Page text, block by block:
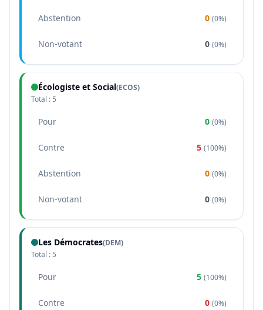
Abstention 0 (0%)
Non-votant 0 (0%)
Écologiste et Social(ECOS)
Total : 5
Pour 0 (0%)
Contre 5 (100%)
Abstention 0 (0%)
Non-votant 0 (0%)
Les Démocrates(DEM)
Total : 5
Pour 5 (100%)
Contre 0 (0%)